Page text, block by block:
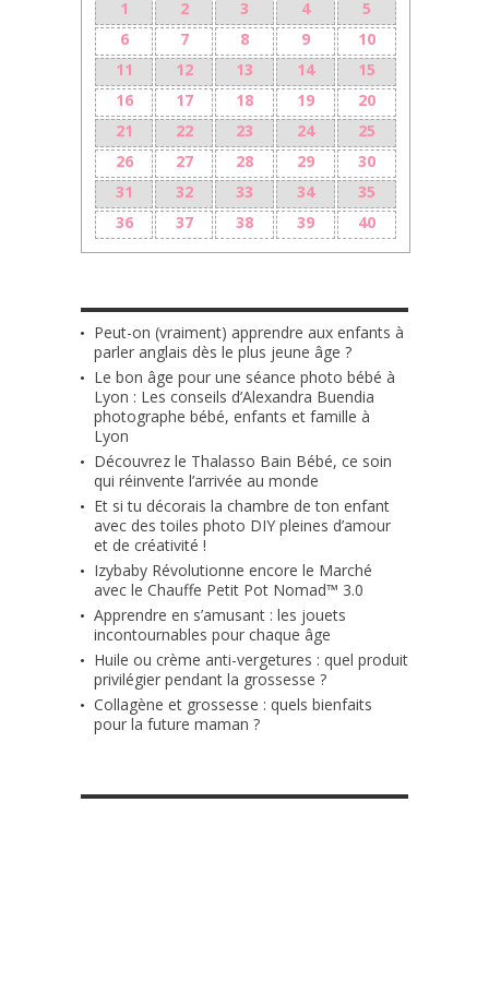
1 2 3 4
5
6
7 8 9
10
11
12 13 14
15
16
17 18 19
20
21
22 23 24
25
26
27 28 29
30
31
32 33 34
35
36
37 38 39 40
Peut-on (vraiment) apprendre aux enfants à
parler anglais dès le plus jeune âge ?
Le bon âge pour une séance photo bébé à
Lyon : Les conseils d’Alexandra Buendia
photographe bébé, enfants et famille à
Lyon
Découvrez le Thalasso Bain Bébé, ce soin
qui réinvente l’arrivée au monde
Et si tu décorais la chambre de ton enfant
avec des toiles photo DIY pleines d’amour
et de créativité !
Izybaby Révolutionne encore le Marché
avec le Chauffe Petit Pot Nomad™ 3.0
Apprendre en s’amusant : les jouets
incontournables pour chaque âge
Huile ou crème anti-vergetures : quel produit
privilégier pendant la grossesse ?
Collagène et grossesse : quels bienfaits
pour la future maman ?